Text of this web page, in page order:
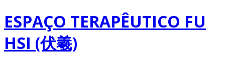
ESPAÇO TERAPÊUTICO FU
HSI (伏羲)